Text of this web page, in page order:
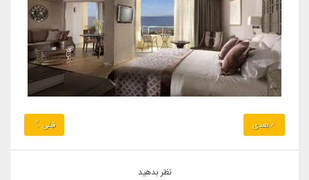
بعدی قبلی
نظر بدهید